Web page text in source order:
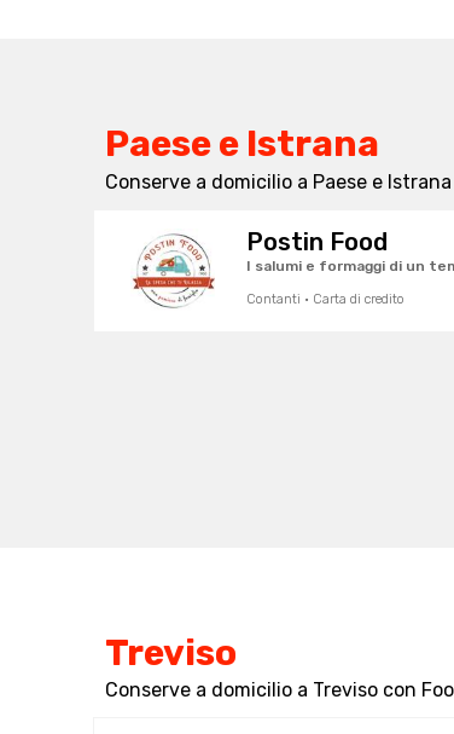
Paese e Istrana
Conserve a domicilio a Paese e
Postin Food
I salumi e formaggi di un
Contanti · Carta di credito
Treviso
Conserve a domicilio a Treviso con